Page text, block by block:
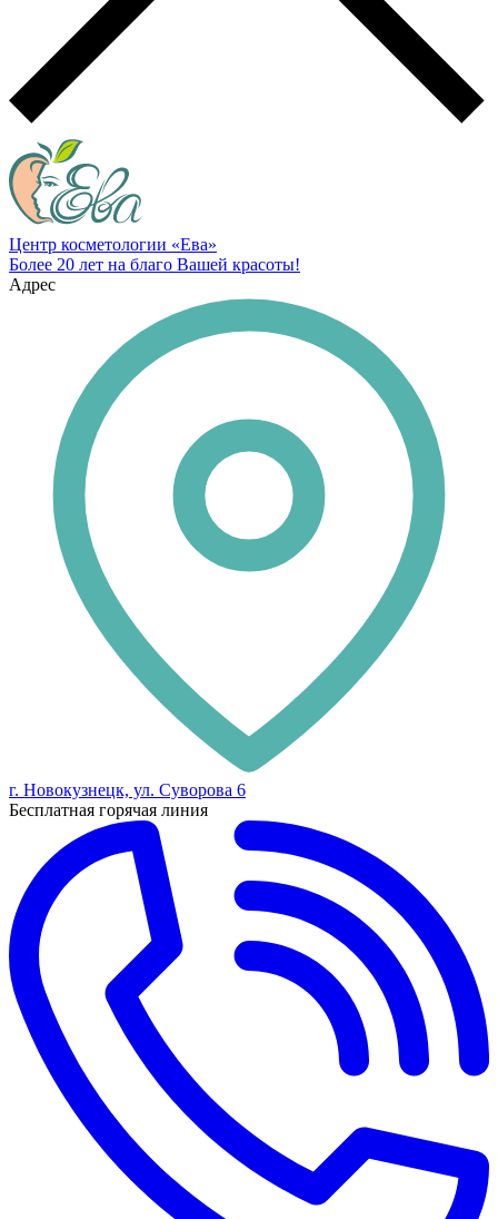
Центр косметологии «Ева»
Более 20 лет на благо Вашей красоты!
Адрес
г. Новокузнецк, ул. Суворова 6
Бесплатная горячая линия